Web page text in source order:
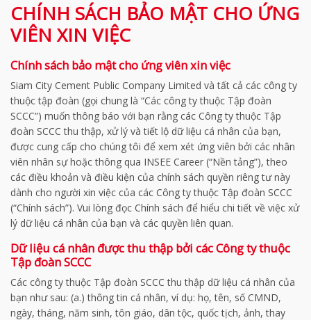
CHÍNH SÁCH BẢO MẬT CHO ỨNG
VIÊN XIN VIỆC
Chính sách bảo mật cho ứng viên xin việc
Siam City Cement Public Company Limited và tất cả các công ty
thuộc tập đoàn (gọi chung là “Các công ty thuộc Tập đoàn
SCCC”) muốn thông báo với bạn rằng các Công ty thuộc Tập
đoàn SCCC thu thập, xử lý và tiết lộ dữ liệu cá nhân của bạn,
được cung cấp cho chúng tôi để xem xét ứng viên bởi các nhân
viên nhân sự hoặc thông qua INSEE Career (“Nền tảng”), theo
các điều khoản và điều kiện của chính sách quyền riêng tư này
dành cho người xin việc của các Công ty thuộc Tập đoàn SCCC
(“Chính sách”). Vui lòng đọc Chính sách để hiểu chi tiết về việc xử
lý dữ liệu cá nhân của bạn và các quyền liên quan.
Dữ liệu cá nhân được thu thập bởi các Công ty thuộc
Tập đoàn SCCC
Các công ty thuộc Tập đoàn SCCC thu thập dữ liệu cá nhân của
bạn như sau: (a.) thông tin cá nhân, ví dụ: họ, tên, số CMND,
ngày, tháng, năm sinh, tôn giáo, dân tộc, quốc tịch, ảnh, thay